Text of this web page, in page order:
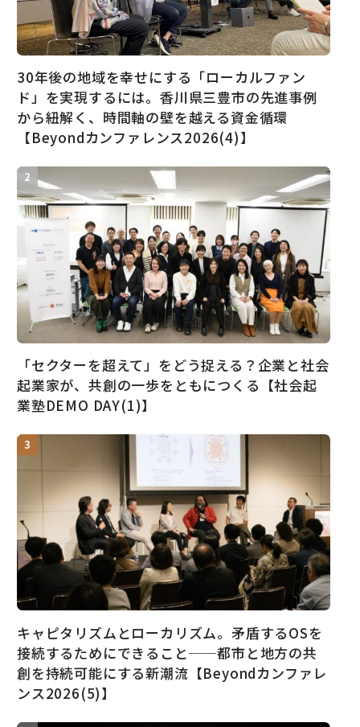
30年後の地域を幸せにする「ローカルファン
ド」を実現するには。香川県三豊市の先進事例
から紐解く、時間軸の壁を越える資金循環
【Beyondカンファレンス2026(4)】
「セクターを超えて」をどう捉える？企業と社会
起業家が、共創の一歩をともにつくる【社会起
業塾DEMO DAY(1)】
キャピタリズムとローカリズム。矛盾するOSを
接続するためにできること──都市と地方の共
創を持続可能にする新潮流【Beyondカンファレ
ンス2026(5)】